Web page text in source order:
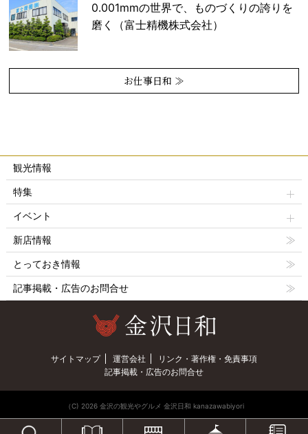
0.001mmの世界で、ものづくりの誇りを
磨く（富士精機株式会社）
お仕事日和 ≫
観光情報
特集
イベント
新店情報
とっておき情報
記事掲載・広告のお問合せ
サイトマップ 運営会社
リンク・著作権・免責事項
記事掲載・広告のお問合せ
（C) 2026 金沢の観光やグルメ 金沢日和 kanazawabiyori